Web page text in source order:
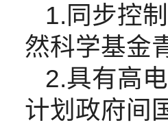
1.同步控
然科学基金
2.具有高
计划政府间